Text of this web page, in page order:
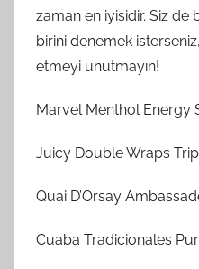
zaman en iyisidir. Siz
birini denemek
etmeyi unutmayın!
Marvel Menthol Energy
Juicy Double Wraps Trip
Quai D’Orsay
Cuaba Tradicionales